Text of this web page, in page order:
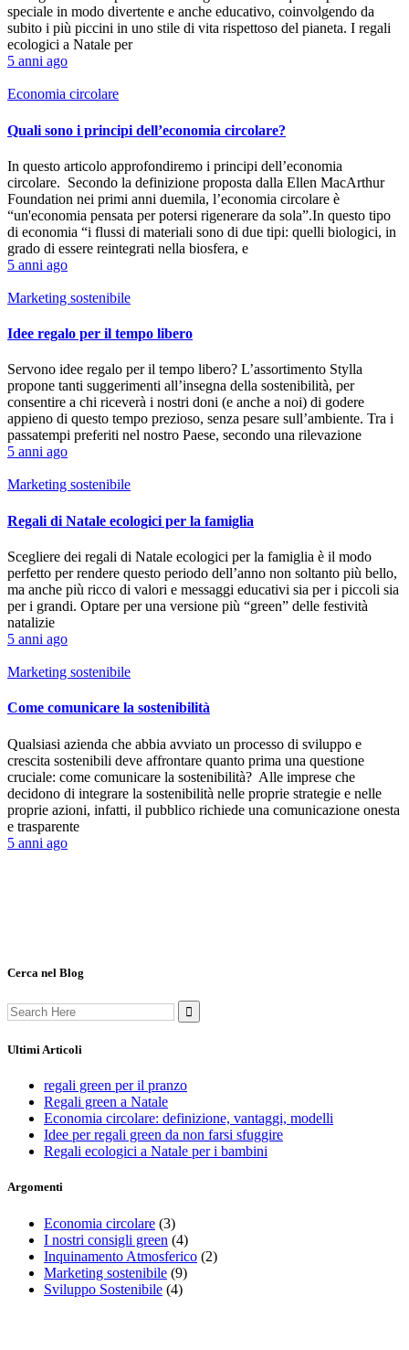
speciale in modo divertente e anche educativo, coinvolgendo da
subito i più piccini in uno stile di vita rispettoso del pianeta. I regali
ecologici a Natale per
5 anni ago
Economia circolare
Quali sono i principi dell’economia circolare?
In questo articolo approfondiremo i principi dell’economia
circolare. Secondo la definizione proposta dalla Ellen MacArthur
Foundation nei primi anni duemila, l’economia circolare è
“un'economia pensata per potersi rigenerare da sola”.In questo tipo
di economia “i flussi di materiali sono di due tipi: quelli biologici, in
grado di essere reintegrati nella biosfera, e
5 anni ago
Marketing sostenibile
Idee regalo per il tempo libero
Servono idee regalo per il tempo libero? L’assortimento Stylla
propone tanti suggerimenti all’insegna della sostenibilità, per
consentire a chi riceverà i nostri doni (e anche a noi) di godere
appieno di questo tempo prezioso, senza pesare sull’ambiente. Tra i
passatempi preferiti nel nostro Paese, secondo una rilevazione
5 anni ago
Marketing sostenibile
Regali di Natale ecologici per la famiglia
Scegliere dei regali di Natale ecologici per la famiglia è il modo
perfetto per rendere questo periodo dell’anno non soltanto più bello,
ma anche più ricco di valori e messaggi educativi sia per i piccoli sia
per i grandi. Optare per una versione più “green” delle festività
natalizie
5 anni ago
Marketing sostenibile
Come comunicare la sostenibilità
Qualsiasi azienda che abbia avviato un processo di sviluppo e
crescita sostenibili deve affrontare quanto prima una questione
cruciale: come comunicare la sostenibilità? Alle imprese che
decidono di integrare la sostenibilità nelle proprie strategie e nelle
proprie azioni, infatti, il pubblico richiede una comunicazione onesta
e trasparente
5 anni ago
Cerca nel Blog
Cerca:
Ultimi Articoli
regali green per il pranzo
Regali green a Natale
Economia circolare: definizione, vantaggi, modelli
Idee per regali green da non farsi sfuggire
Regali ecologici a Natale per i bambini
Argomenti
Economia circolare (3)
I nostri consigli green (4)
Inquinamento Atmosferico (2)
Marketing sostenibile (9)
Sviluppo Sostenibile (4)